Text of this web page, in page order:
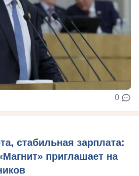
0
стабильная зарплата:
приглашает на